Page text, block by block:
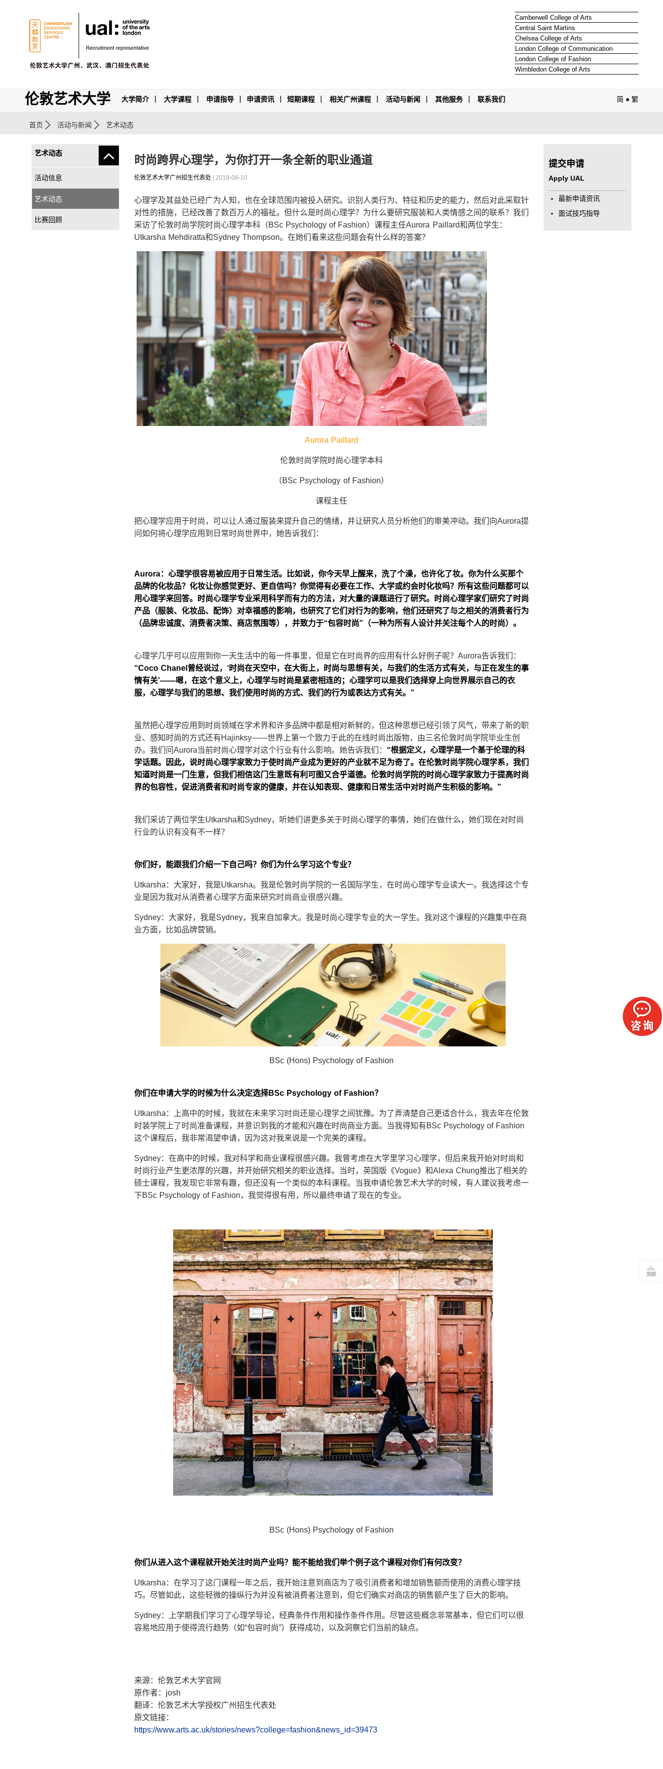
Camberwell College of Arts
Central Saint Martins
Chelsea College of Arts
London College of Communication
London College of Fashion
Wimbledon College of Arts
大学简介 大学课程 申请指导 申请资讯 短期课程 相关广州课程 活动与新闻 其他服务 联系我们
伦敦艺术大学 简 ● 繁
首页 活动与新闻 艺术动态
艺术动态
活动信息
艺术动态
比赛回顾
时尚跨界心理学，为你打开一条全新的职业通道
伦敦艺术大学广州招生代表处 | 2018-08-10
心理学及其益处已经广为人知，也在全球范围内被投入研究。识别人类行为、特征和历史的能力，然后对此采取针
对性的措施，已经改善了数百万人的福祉。但什么是时尚心理学？为什么要研究服装和人类情感之间的联系？我们
采访了伦敦时尚学院时尚心理学本科（BSc Psychology of Fashion）课程主任Aurora Paillard和两位学生：
Utkarsha Mehdiratta和Sydney Thompson。在她们看来这些问题会有什么样的答案？
Aurora Paillard
伦敦时尚学院时尚心理学本科
（BSc Psychology of Fashion）
课程主任
把心理学应用于时尚，可以让人通过服装来提升自己的情绪，并让研究人员分析他们的审美冲动。我们向Aurora提
问如何将心理学应用到日常时尚世界中，她告诉我们：
Aurora：心理学很容易被应用于日常生活。比如说，你今天早上醒来，洗了个澡，也许化了妆。你为什么买那个
品牌的化妆品？化妆让你感觉更好、更自信吗？你觉得有必要在工作、大学或约会时化妆吗？所有这些问题都可以
用心理学来回答。时尚心理学专业采用科学而有力的方法，对大量的课题进行了研究。时尚心理学家们研究了时尚
产品（服装、化妆品、配饰）对幸福感的影响，也研究了它们对行为的影响，他们还研究了与之相关的消费者行为
（品牌忠诚度、消费者决策、商店氛围等），并致力于“包容时尚”（一种为所有人设计并关注每个人的时尚）。
心理学几乎可以应用到你一天生活中的每一件事里，但是它在时尚界的应用有什么好例子呢？Aurora告诉我们：
“Coco Chanel曾经说过，‘时尚在天空中，在大街上，时尚与思想有关，与我们的生活方式有关，与正在发生的事
情有关’——嗯，在这个意义上，心理学与时尚是紧密相连的；心理学可以是我们选择穿上向世界展示自己的衣
服，心理学与我们的思想、我们使用时尚的方式、我们的行为或表达方式有关。”
虽然把心理学应用到时尚领域在学术界和许多品牌中都是相对新鲜的，但这种思想已经引领了风气，带来了新的职
业、感知时尚的方式还有Hajinksy——世界上第一个致力于此的在线时尚出版物，由三名伦敦时尚学院毕业生创
办。我们问Aurora当前时尚心理学对这个行业有什么影响。她告诉我们： “根据定义，心理学是一个基于伦理的科
学话题。因此，说时尚心理学家致力于使时尚产业成为更好的产业就不足为奇了。在伦敦时尚学院心理学系，我们
知道时尚是一门生意，但我们相信这门生意既有利可图又合乎道德。伦敦时尚学院的时尚心理学家致力于提高时尚
界的包容性，促进消费者和时尚专家的健康，并在认知表现、健康和日常生活中对时尚产生积极的影响。”
我们采访了两位学生Utkarsha和Sydney，听她们讲更多关于时尚心理学的事情，她们在做什么，她们现在对时尚
行业的认识有没有不一样？
你们好，能跟我们介绍一下自己吗？你们为什么学习这个专业？
Utkarsha：大家好，我是Utkarsha。我是伦敦时尚学院的一名国际学生，在时尚心理学专业读大一。我选择这个专
业是因为我对从消费者心理学方面来研究时尚商业很感兴趣。
Sydney：大家好，我是Sydney，我来自加拿大。我是时尚心理学专业的大一学生。我对这个课程的兴趣集中在商
业方面，比如品牌营销。
BSc (Hons) Psychology of Fashion
你们在申请大学的时候为什么决定选择BSc Psychology of Fashion？
Utkarsha：上高中的时候，我就在未来学习时尚还是心理学之间犹豫。为了弄清楚自己更适合什么，我去年在伦敦
时装学院上了时尚准备课程，并意识到我的才能和兴趣在时尚商业方面。当我得知有BSc Psychology of Fashion
这个课程后，我非常渴望申请，因为这对我来说是一个完美的课程。
Sydney：在高中的时候，我对科学和商业课程很感兴趣。我曾考虑在大学里学习心理学，但后来我开始对时尚和
时尚行业产生更浓厚的兴趣，并开始研究相关的职业选择。当时，英国版《Vogue》和Alexa Chung推出了相关的
硕士课程，我发现它非常有趣，但还没有一个类似的本科课程。当我申请伦敦艺术大学的时候，有人建议我考虑一
下BSc Psychology of Fashion，我觉得很有用，所以最终申请了现在的专业。
BSc (Hons) Psychology of Fashion
你们从进入这个课程就开始关注时尚产业吗？能不能给我们举个例子这个课程对你们有何改变？
Utkarsha：在学习了这门课程一年之后，我开始注意到商店为了吸引消费者和增加销售额而使用的消费心理学技
巧。尽管如此，这些轻微的操纵行为并没有被消费者注意到，但它们确实对商店的销售额产生了巨大的影响。
Sydney：上学期我们学习了心理学导论，经典条件作用和操作条件作用。尽管这些概念非常基本，但它们可以很
容易地应用于使得流行趋势（如“包容时尚”）获得成功，以及洞察它们当前的缺点。
来源：伦敦艺术大学官网
原作者：josh
翻译：伦敦艺术大学授权广州招生代表处
原文链接：
https://www.arts.ac.uk/stories/news?college=fashion&news_id=39473
提交申请
Apply UAL
最新申请资讯
面试技巧指导